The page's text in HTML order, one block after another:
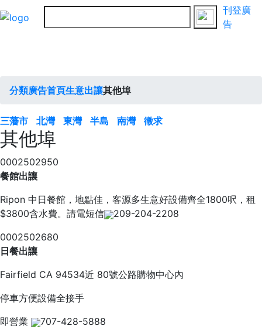
刊登廣
告
分類廣告首頁生意出讓其他埠
三藩市 北灣 東灣 半島 南灣 徵求
其他埠
0002502950
餐館出讓
Ripon 中日餐館，地點佳，客源多生意好設備齊全1800呎，租
$3800含水費。請電短信
209-204-2208
0002502680
日餐出讓
Fairfield CA 94534近 80號公路購物中心內
停車方便設備全接手
即營業
707-428-5888